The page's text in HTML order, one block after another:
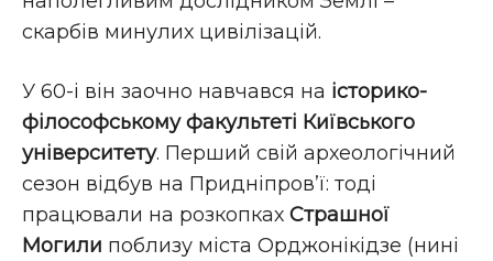
скарбів минулих цивілізацій.
У 60-і він заочно навчався на історико-
філософському факультеті Київського
університету. Перший свій археологічний
сезон відбув на Придніпров’ї: тоді
працювали на розкопках Страшної
Могили поблизу міста Орджонікідзе (нині